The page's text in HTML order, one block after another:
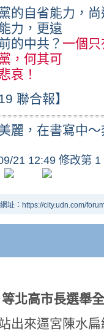
的自省能力，
力，更遠
的中共？ 一個
，何其可
哀！
聯合報】
麗，在書寫中
21 12:49 修改第 1
址：https://city.udn.com/
等北高市長選舉
出來逼宮陳水